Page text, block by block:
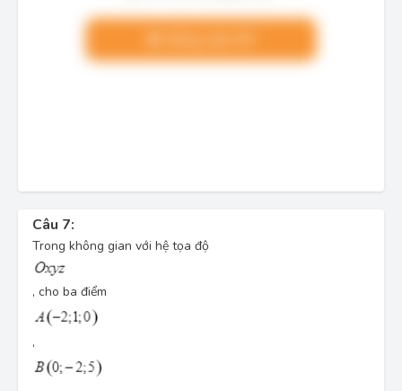
Câu 7:
Trong không gian với hệ tọa độ
, cho ba điểm
,